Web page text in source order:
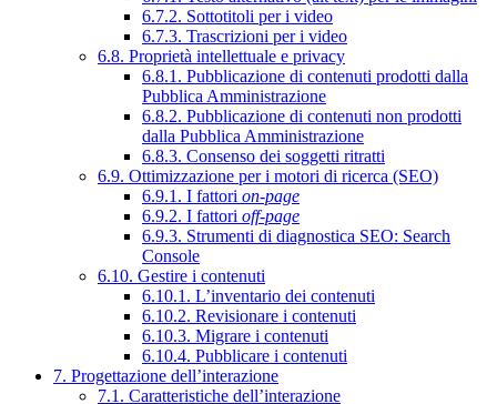
6.7.2. Sottotitoli per i video
6.7.3. Trascrizioni per i video
6.8. Proprietà intellettuale e privacy
6.8.1. Pubblicazione di contenuti prodotti dalla
Pubblica Amministrazione
6.8.2. Pubblicazione di contenuti non prodotti
dalla Pubblica Amministrazione
6.8.3. Consenso dei soggetti ritratti
6.9. Ottimizzazione per i motori di ricerca (SEO)
6.9.1. I fattori on-page
6.9.2. I fattori off-page
6.9.3. Strumenti di diagnostica SEO: Search
Console
6.10. Gestire i contenuti
6.10.1. L’inventario dei contenuti
6.10.2. Revisionare i contenuti
6.10.3. Migrare i contenuti
6.10.4. Pubblicare i contenuti
7. Progettazione dell’interazione
7.1. Caratteristiche dell’interazione